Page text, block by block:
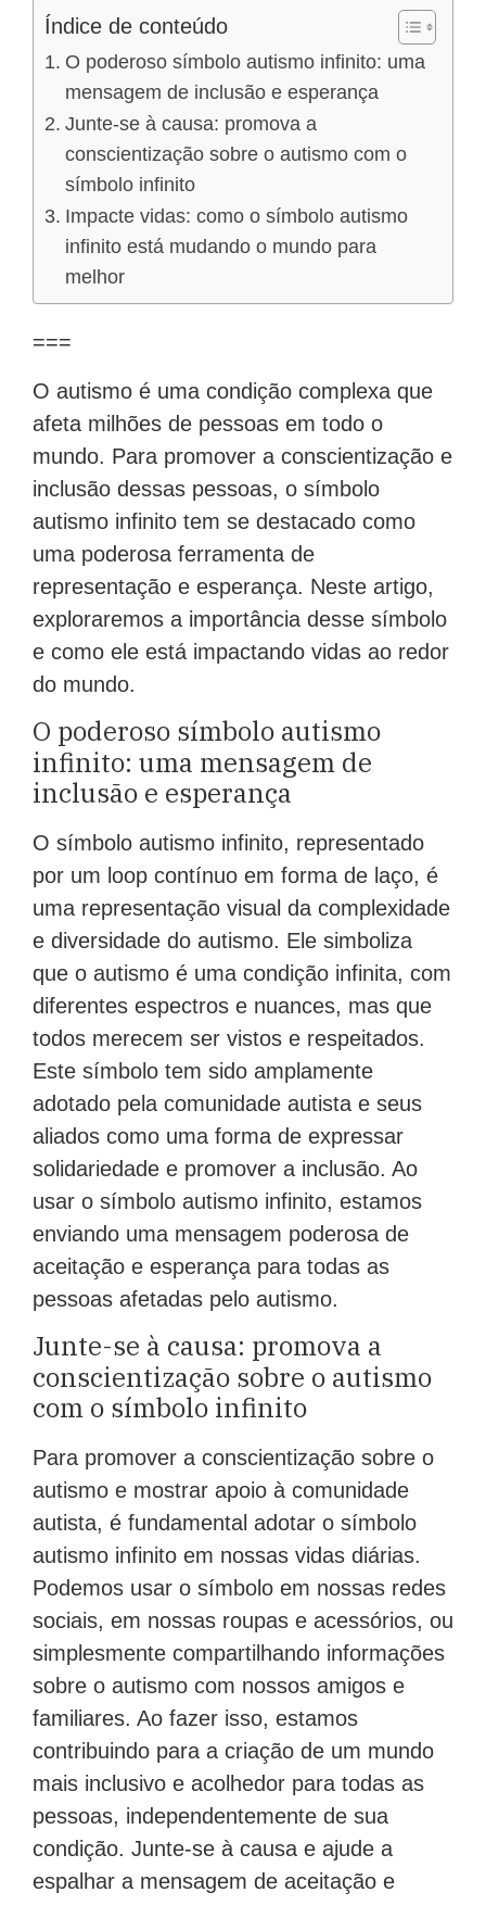
Índice de conteúdo
O poderoso símbolo autismo infinito: uma
mensagem de inclusão e esperança
Junte-se à causa: promova a
conscientização sobre o autismo com o
símbolo infinito
Impacte vidas: como o símbolo autismo
infinito está mudando o mundo para
melhor
===
O autismo é uma condição complexa que
afeta milhões de pessoas em todo o
mundo. Para promover a conscientização e
inclusão dessas pessoas, o símbolo
autismo infinito tem se destacado como
uma poderosa ferramenta de
representação e esperança. Neste artigo,
exploraremos a importância desse símbolo
e como ele está impactando vidas ao redor
do mundo.
O poderoso símbolo autismo
infinito: uma mensagem de
inclusão e esperança
O símbolo autismo infinito, representado
por um loop contínuo em forma de laço, é
uma representação visual da complexidade
e diversidade do autismo. Ele simboliza
que o autismo é uma condição infinita, com
diferentes espectros e nuances, mas que
todos merecem ser vistos e respeitados.
Este símbolo tem sido amplamente
adotado pela comunidade autista e seus
aliados como uma forma de expressar
solidariedade e promover a inclusão. Ao
usar o símbolo autismo infinito, estamos
enviando uma mensagem poderosa de
aceitação e esperança para todas as
pessoas afetadas pelo autismo.
Junte-se à causa: promova a
conscientização sobre o autismo
com o símbolo infinito
Para promover a conscientização sobre o
autismo e mostrar apoio à comunidade
autista, é fundamental adotar o símbolo
autismo infinito em nossas vidas diárias.
Podemos usar o símbolo em nossas redes
sociais, em nossas roupas e acessórios, ou
simplesmente compartilhando informações
sobre o autismo com nossos amigos e
familiares. Ao fazer isso, estamos
contribuindo para a criação de um mundo
mais inclusivo e acolhedor para todas as
pessoas, independentemente de sua
condição. Junte-se à causa e ajude a
espalhar a mensagem de aceitação e